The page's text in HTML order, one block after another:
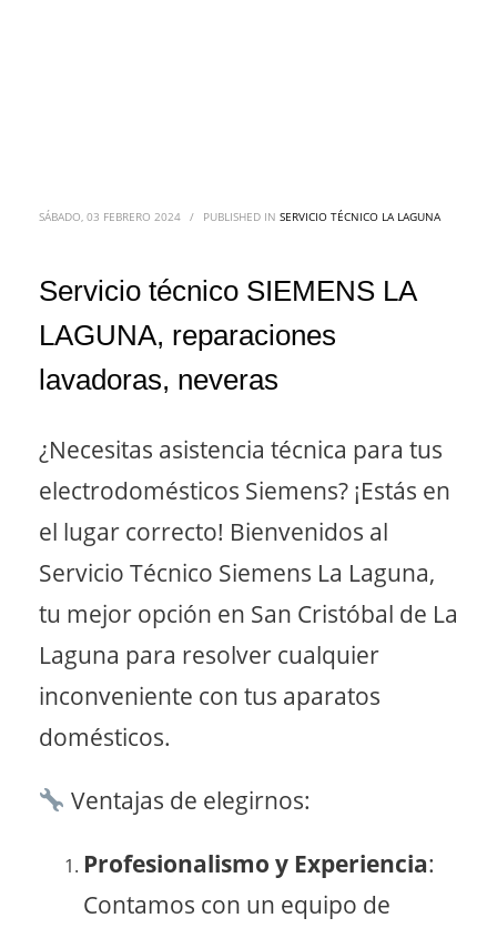
SÁBADO, 03 FEBRERO 2024 / PUBLISHED IN SERVICIO TÉCNICO LA LAGUNA
Servicio técnico SIEMENS LA
LAGUNA, reparaciones
lavadoras, neveras
¿Necesitas asistencia técnica para tus
electrodomésticos Siemens? ¡Estás en
el lugar correcto! Bienvenidos al
Servicio Técnico Siemens La Laguna,
tu mejor opción en San Cristóbal de La
Laguna para resolver cualquier
inconveniente con tus aparatos
domésticos.
Ventajas de elegirnos:
Profesionalismo y Experiencia:
Contamos con un equipo de